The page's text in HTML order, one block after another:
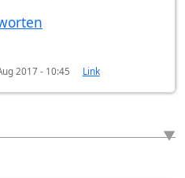
2017 - 10:45 Link